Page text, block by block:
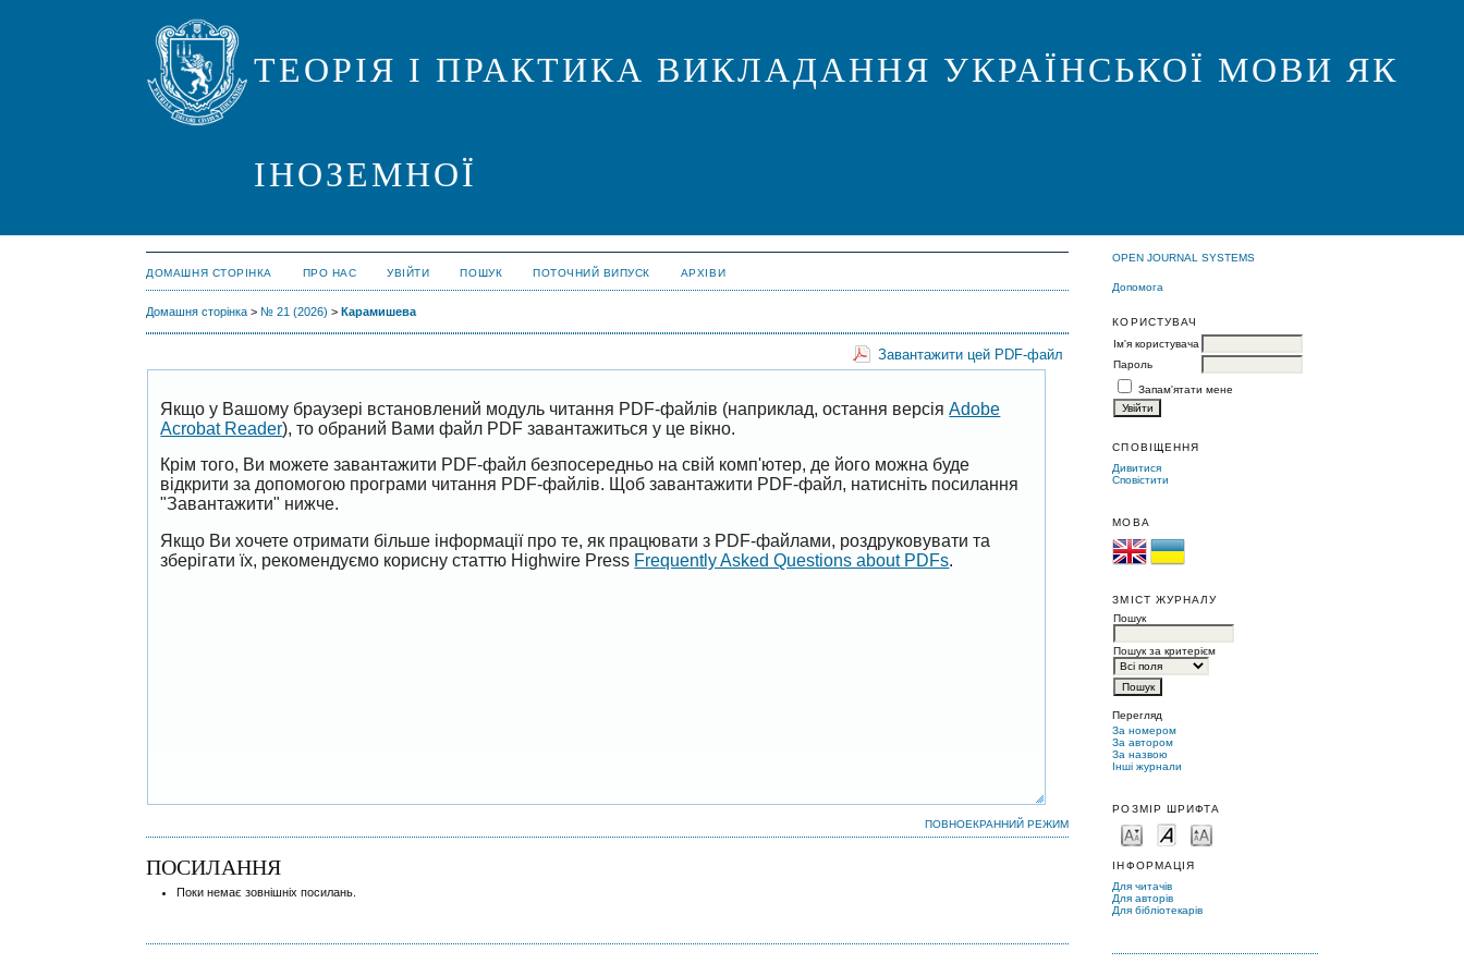
ТЕОРІЯ І ПРАКТИКА ВИКЛАДАННЯ УКРАЇНСЬКОЇ МОВИ ЯК
ІНОЗЕМНОЇ
OPEN JOURNAL SYSTEMS
Допомога
КОРИСТУВАЧ
Ім'я користувача
Пароль
Запам'ятати мене
СПОВІЩЕННЯ
Дивитися
Сповістити
МОВА
ЗМІСТ ЖУРНАЛУ
Пошук
Пошук за критерієм
Перегляд
За номером
За автором
За назвою
Інші журнали
РОЗМІР ШРИФТА
ІНФОРМАЦІЯ
Для читачів
Для авторів
Для бібліотекарів
ДОМАШНЯ СТОРІНКА ПРО НАС УВІЙТИ ПОШУК ПОТОЧНИЙ ВИПУСК АРХІВИ
Домашня сторінка > № 21 (2026) >Карамишева
Завантажити цей PDF-файл
Якщо у Вашому браузері встановлений модуль читання PDF-файлів (наприклад, остання версіяAdobe
Acrobat Reader), то обраний Вами файл PDF завантажиться у це вікно.
Крім того, Ви можете завантажити PDF-файл безпосередньо на свій комп'ютер, де його можна буде
відкрити за допомогою програми читання PDF-файлів. Щоб завантажити PDF-файл, натисніть посилання
"Завантажити" нижче.
Якщо Ви хочете отримати більше інформації про те, як працювати з PDF-файлами, роздруковувати та
зберігати їх, рекомендуємо корисну статтю Highwire Press Frequently Asked Questions about PDFs.
ПОВНОЕКРАННИЙ РЕЖИМ
ПОСИЛАННЯ
Поки немає зовнішніх посилань.